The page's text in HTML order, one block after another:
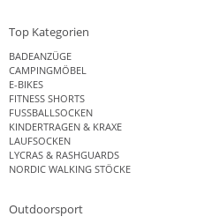
Top Kategorien
BADEANZÜGE
CAMPINGMÖBEL
E-BIKES
FITNESS SHORTS
FUSSBALLSOCKEN
KINDERTRAGEN & KRAXE
LAUFSOCKEN
LYCRAS & RASHGUARDS
NORDIC WALKING STÖCKE
Outdoorsport